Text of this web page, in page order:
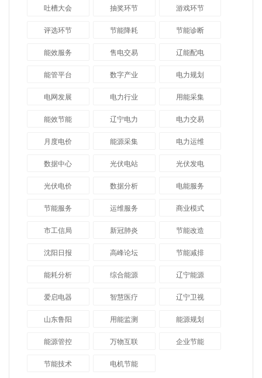
吐槽大会 抽奖环节 游戏环节
评选环节 节能降耗 节能诊断
能效服务 售电交易 辽能配电
能管平台 数字产业 电力规划
电网发展 电力行业 用能采集
能效节能 辽宁电力 电力交易
月度电价 能源采集 电力运维
数据中心 光伏电站 光伏发电
光伏电价 数据分析 电能服务
节能服务 运维服务 商业模式
市工信局 新冠肺炎 节能改造
沈阳日报 高峰论坛 节能减排
能耗分析 综合能源 辽宁能源
爱启电器 智慧医疗 辽宁卫视
山东鲁阳 用能监测 能源规划
能源管控 万物互联 企业节能
节能技术 电机节能